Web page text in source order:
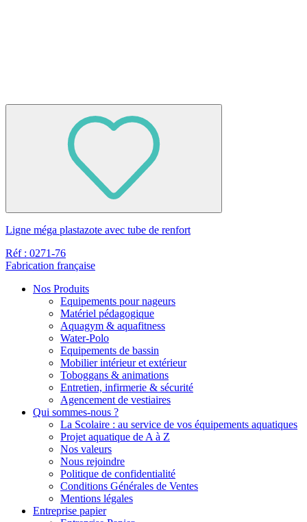
Ligne méga plastazote avec tube de renfort
Réf : 0271-76
Fabrication française
Nos Produits
Equipements pour nageurs
Matériel pédagogique
Aquagym & aquafitness
Water-Polo
Equipements de bassin
Mobilier intérieur et extérieur
Toboggans & animations
Entretien, infirmerie & sécurité
Agencement de vestiaires
Qui sommes-nous ?
La Scolaire : au service de vos équipements aquatiques
Projet aquatique de A à Z
Nos valeurs
Nous rejoindre
Politique de confidentialité
Conditions Générales de Ventes
Mentions légales
Entreprise papier